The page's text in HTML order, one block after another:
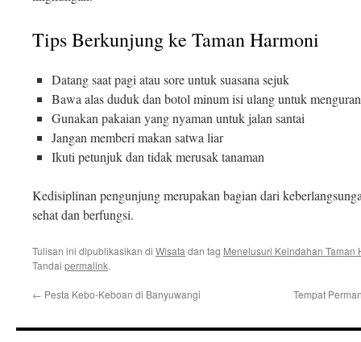
Tips Berkunjung ke Taman Harmoni
Datang saat pagi atau sore untuk suasana sejuk
Bawa alas duduk dan botol minum isi ulang untuk
Gunakan pakaian yang nyaman untuk jalan santai
Jangan memberi makan satwa liar
Ikuti petunjuk dan tidak merusak tanaman
Kedisiplinan pengunjung merupakan bagian dari
sehat dan berfungsi.
Tulisan ini dipublikasikan di Wisata dan tag Menelusuri Keindahan
Tandai permalink.
← Pesta Kebo-Keboan di Banyuwangi Tempat